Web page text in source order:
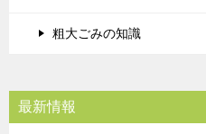
粗大ごみの知識
最新情報